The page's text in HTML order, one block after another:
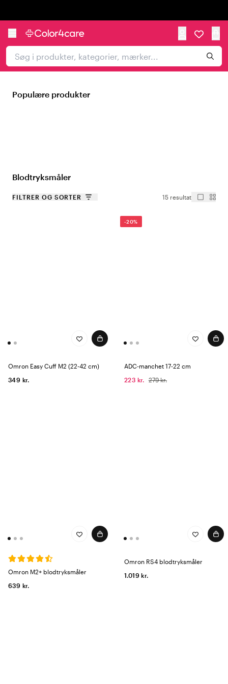
Populære produkter
Blodtryksmåler
FILTRER OG SORTER 15 resultat
Omron Easy Cuff M2 (22-42 cm)
349 kr.
-20%
ADC-manchet 17-22 cm
223 kr.
279 kr.
Omron M2+ blodtryksmåler
639 kr.
Omron RS4 blodtryksmåler
1.019 kr.